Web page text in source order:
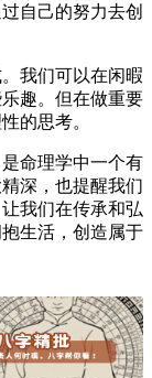
自己的努力去创
我们可以在闲暇
趣。但在做重要
的思考。
命理学中一个有
深，也提醒我们
我们在传承和弘
生活，创造属于